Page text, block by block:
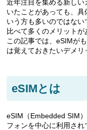
近年注目を集める新し
いたことがあっても、
いう方も多いのではな
比べて多くのメリットが
この記事では、eSIMが
は覚えておきたいデメリ
eSIMとは
eSIM（Embedded SIM
フォンを中心に利用さ